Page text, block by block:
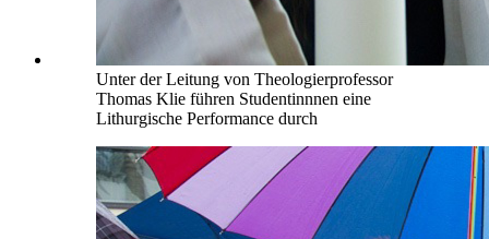
Unter der Leitung von Theologierprofessor
Thomas Klie führen Studentinnnen eine
Lithurgische Performance durch